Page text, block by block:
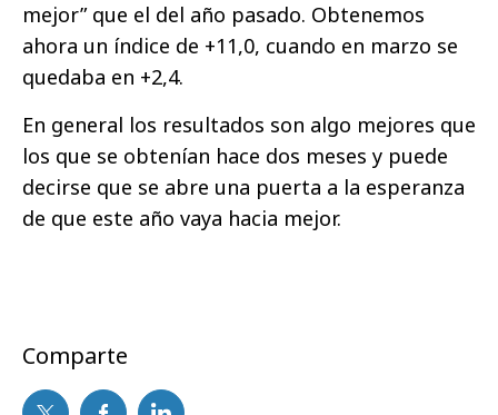
mejor” que el del año pasado. Obtenemos
ahora un índice de +11,0, cuando en marzo se
quedaba en +2,4.
En general los resultados son algo mejores que
los que se obtenían hace dos meses y puede
decirse que se abre una puerta a la esperanza
de que este año vaya hacia mejor.
Comparte